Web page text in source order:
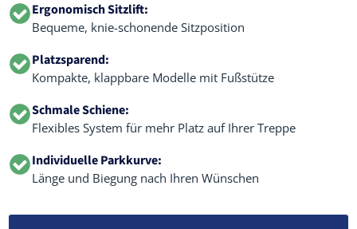
Ergonomisch Sitzlift:
Bequeme, knie-schonende Sitzposition
Platzsparend:
Kompakte, klappbare Modelle mit Fußstütze
Schmale Schiene:
Flexibles System für mehr Platz auf Ihrer Treppe
Individuelle Parkkurve:
Länge und Biegung nach Ihren Wünschen